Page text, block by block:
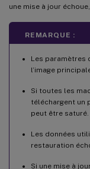
une mise à jour
REMARQUE :
Les paramètres
l’image
Si toutes les
téléchargent un
peut être saturé.
Les données
restauration
Si une mise à